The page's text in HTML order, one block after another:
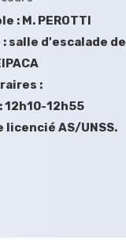
: M. PEROTTI
salle d'escalade de
:
12h10-12h55
licencié AS/UNSS.